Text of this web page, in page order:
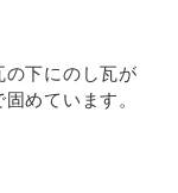
下にのし瓦が
めています。